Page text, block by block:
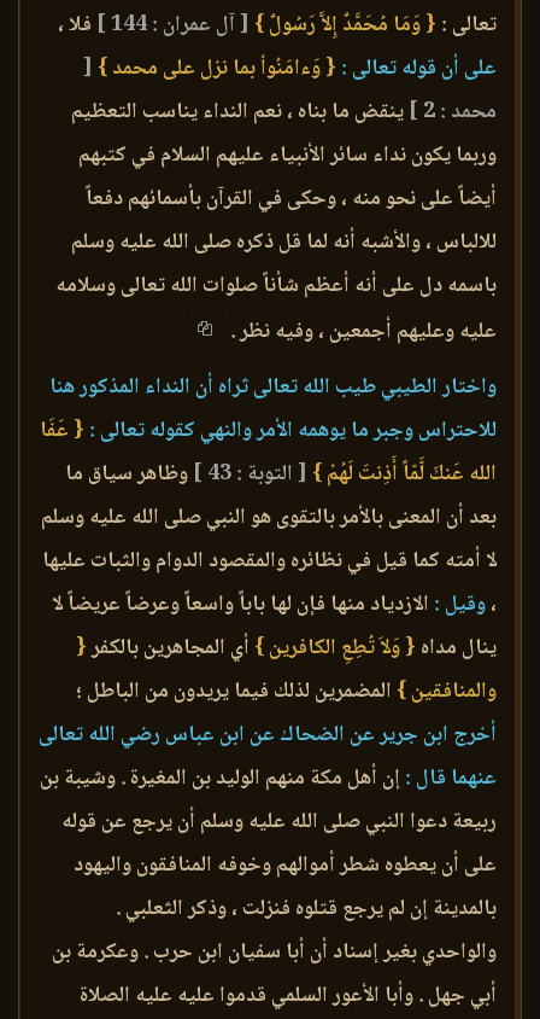
تعالى : { وَمَا مُحَمَّدٌ إِلاَّ رَسُولٌ } [ آل عمران : 144 ]
فلا ،
على أن قوله تعالى : { وَءامَنُواْ بما نزل على محمد } [
محمد : 2 ]
ينقض ما بناه ، نعم النداء يناسب التعظيم
وربما يكون نداء سائر الأنبياء عليهم السلام في كتبهم
أيضاً على نحو منه ، وحكى في القرآن بأسمائهم دفعاً
للالباس ، والأشبه أنه لما قل ذكره صلى الله عليه وسلم
باسمه دل على أنه أعظم شأناً صلوات الله تعالى وسلامه
عليه وعليهم أجمعين ، وفيه نظر .
واختار الطيبي طيب الله تعالى ثراه أن النداء المذكور هنا
للاحتراس وجبر ما يوهمه الأمر والنهي كقوله تعالى : { عَفَا
الله عَنكَ لَّمّاً أَذِنتَ لَهُمْ } [ التوبة : 43 ]
وظاهر سياق ما
بعد أن المعنى بالأمر بالتقوى هو النبي صلى الله عليه وسلم
لا أمته كما قيل في نظائره والمقصود الدوام والثبات عليها
،وقيل : الازدياد منها فإن لها باباً واسعاً وعرضاً عريضاً لا
ينال مداه { وَلاَ تُطِعِ الكافرين } أي المجاهرين بالكفر{
والمنافقين } المضمرين لذلك فيما يريدون من الباطل ؛
أخرج ابن جرير عن الضحاك عن ابن عباس رضي الله تعالى
عنهما قال :إن أهل مكة منهم الوليد بن المغيرة . وشيبة بن
ربيعة دعوا النبي صلى الله عليه وسلم أن يرجع عن قوله
على أن يعطوه شطر أموالهم وخوفه المنافقون واليهود
بالمدينة إن لم يرجع قتلوه فنزلت ، وذكر الثعلبي .
والواحدي بغير إسناد أن أبا سفيان ابن حرب . وعكرمة بن
أبي جهل . وأبا الأعور السلمي قدموا عليه عليه الصلاة